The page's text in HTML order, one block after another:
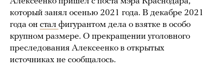
который занял осенью 2021 года. В декабре 2021
года он стал фигурантом дела о взятке в особо
крупном размере. О прекращении уголовного
преследования Алексеенко в открытых
источниках не сообщалось.